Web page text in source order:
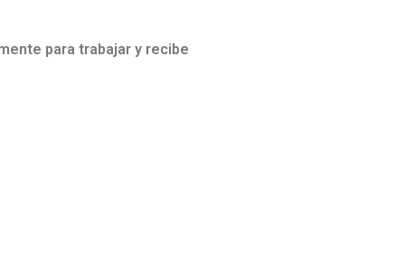
para trabajar y recibe